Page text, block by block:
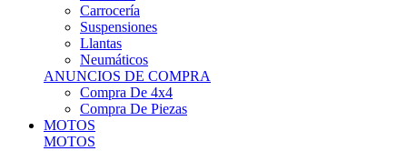
Suspensiones
Llantas
Neumáticos
ANUNCIOS DE COMPRA
Compra De 4x4
Compra De Piezas
MOTOS
MOTOS
Motos De Circuito